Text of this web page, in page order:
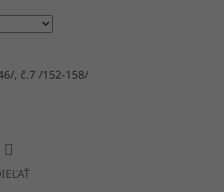
, č.7 /152-158/